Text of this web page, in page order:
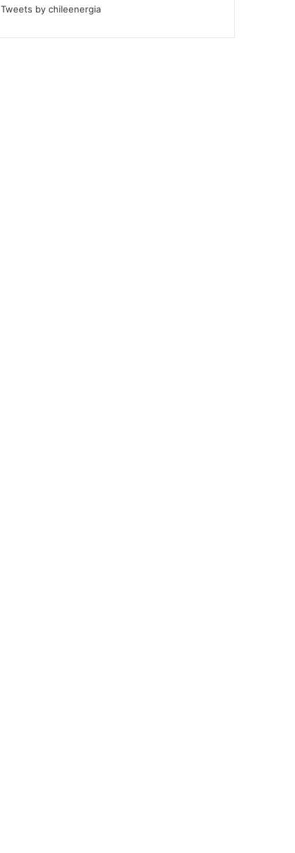
Tweets by chileenergia